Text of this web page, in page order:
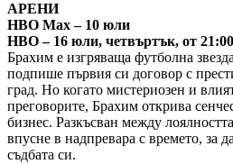
АРЕНИ
HBO Max – 10 юли
HBO – 16 юли, четвъртък, от
Брахим е изгряваща футболна
подпише първия си договор с
град. Но когато мистериозен и
преговорите, Брахим открива
бизнес. Разкъсван между
впусне в надпревара с времето, за
съдбата си.